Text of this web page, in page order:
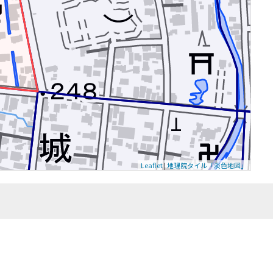
Leaflet|地理院タイル「淡色地図」